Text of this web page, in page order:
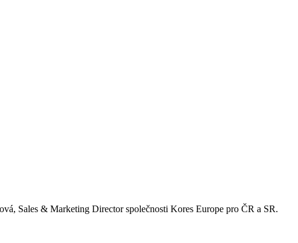
Sales & Marketing Director společnosti Kores Europe pro ČR a SR.